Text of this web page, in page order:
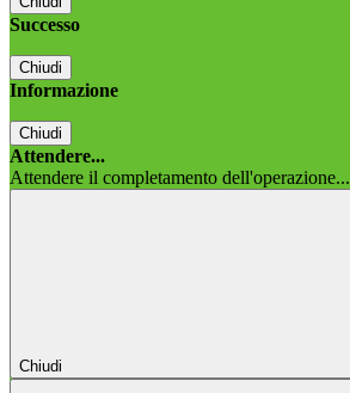
Successo
Chiudi
Informazione
Chiudi
Attendere...
Attendere il completamento dell'operazione...
Chiudi